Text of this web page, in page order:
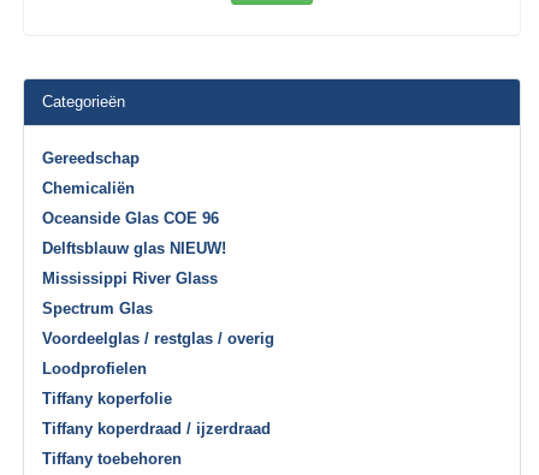
Categorieën
Gereedschap
Chemicaliën
Oceanside Glas COE 96
Delftsblauw glas NIEUW!
Mississippi River Glass
Spectrum Glas
Voordeelglas / restglas / overig
Loodprofielen
Tiffany koperfolie
Tiffany koperdraad / ijzerdraad
Tiffany toebehoren